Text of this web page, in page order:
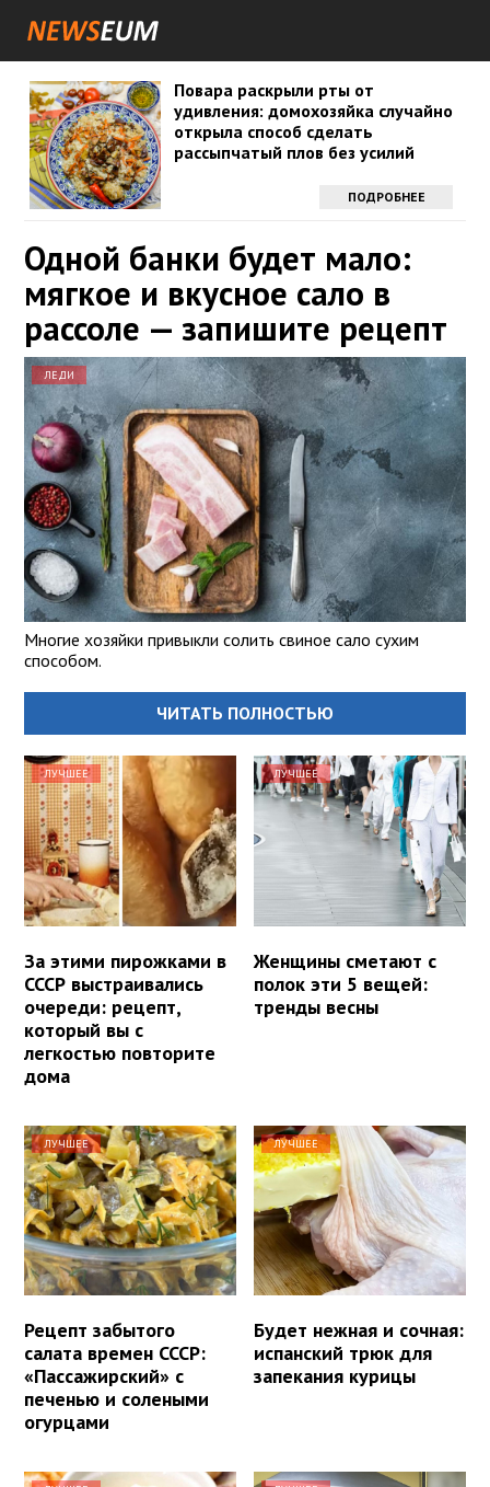
Повара раскрыли рты от
удивления: домохозяйка случайно
открыла способ сделать
рассыпчатый плов без усилий
ПОДРОБНЕЕ
Одной банки будет мало:
мягкое и вкусное сало в
рассоле — запишите рецепт
ЛЕДИ
Многие хозяйки привыкли солить свиное сало сухим
способом.
ЧИТАТЬ ПОЛНОСТЬЮ
ЛУЧШЕЕ
За этими пирожками в
СССР выстраивались
очереди: рецепт,
который вы с
легкостью повторите
дома
ЛУЧШЕЕ
Женщины сметают с
полок эти 5 вещей:
тренды весны
ЛУЧШЕЕ
Рецепт забытого
салата времен СССР:
«Пассажирский» с
печенью и солеными
огурцами
ЛУЧШЕЕ
Будет нежная и сочная:
испанский трюк для
запекания курицы